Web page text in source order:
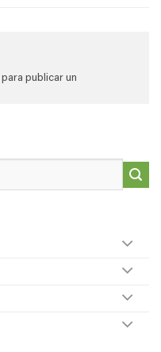
para publicar un